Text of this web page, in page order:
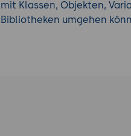
mit Klassen, Objekten,
Bibliotheken umgehen